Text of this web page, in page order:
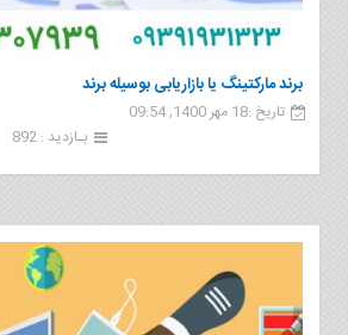
برند ماركتینگ یا بازاریابی بوسیله برند
تاریخ :18 مهر 1400, 09:54
بـازدید : 892